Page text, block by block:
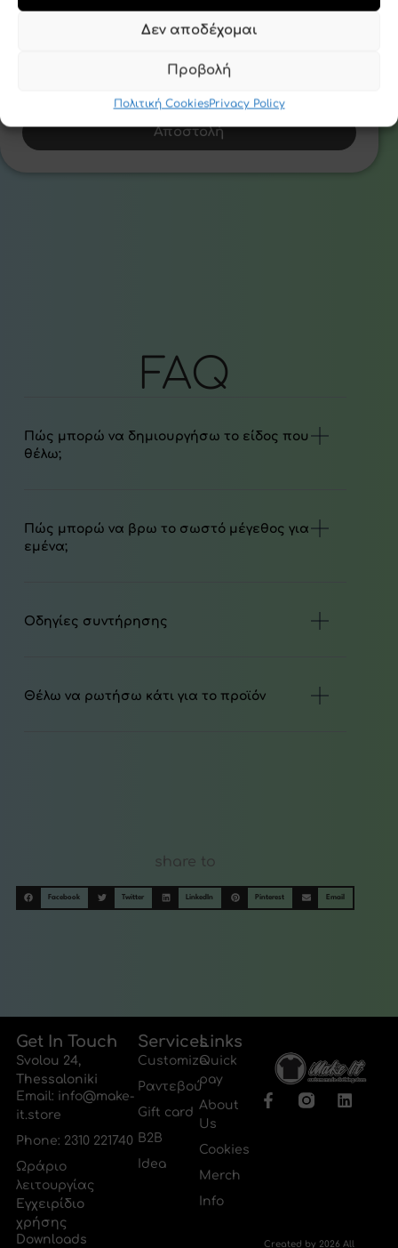
Δεν αποδέχομαι
Προβολή
Πολιτική CookiesPrivacy Policy
Αποστολή
FAQ
Πώς μπορώ να δημιουργήσω το είδος που
θέλω;
Πώς μπορώ να βρω το σωστό μέγεθος για
εμένα;
Οδηγίες συντήρησης
Θέλω να ρωτήσω κάτι για το προϊόν
share to
Facebook Twitter LinkedIn Pinterest Email
Created by 2026 All
Services
Customize
Ραντεβού
Gift card
B2B
Idea
Links
Quick
pay
About
Us
Cookies
Merch
Info
Get In Touch
Svolou 24,
Thessaloniki
Email: info@make-
it.store
Phone: 2310 221740
Ωράριο
λειτουργίας
Εγχειρίδιο
χρήσης
Downloads